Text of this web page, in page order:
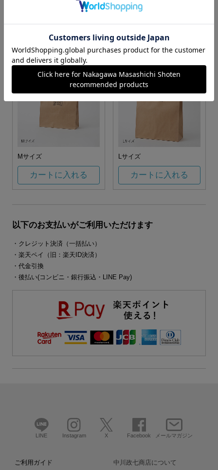
S・M・Lサイズより当店に
カートに入れる
Sサイズ
カートに入れる
Mサイズ
カートに入れる
Lサイズ
カートに入れる
以下のお支払いがご利用いただけます
・クレジット決済（一括払い）
・楽天ペイ（旧：楽天ID決済）
・代金引換
・後払い(コンビニ・銀行振込・LINE Pay)
LINE Instagram X Facebook メールマガジン
ご利用ガイド 中川政七商店について